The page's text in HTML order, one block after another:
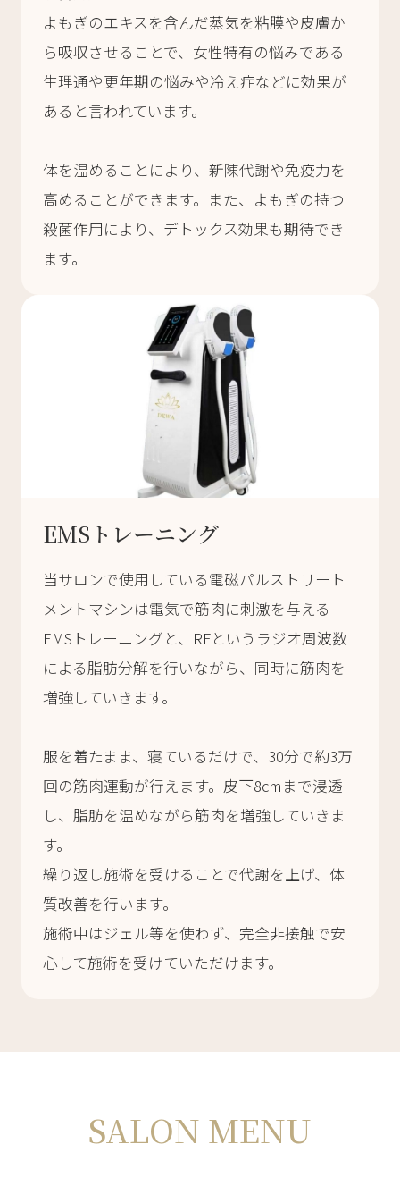
よもぎのエキスを含んだ蒸気を粘膜や皮膚か
ら吸収させることで、女性特有の悩みである
生理通や更年期の悩みや冷え症などに効果が
あると言われています。
体を温めることにより、新陳代謝や免疫力を
高めることができます。また、よもぎの持つ
殺菌作用により、デトックス効果も期待でき
ます。
EMSトレーニング
当サロンで使用している電磁パルストリート
メントマシンは電気で筋肉に刺激を与える
EMSトレーニングと、RFというラジオ周波数
による脂肪分解を行いながら、同時に筋肉を
増強していきます。
服を着たまま、寝ているだけで、30分で約3万
回の筋肉運動が行えます。皮下8cmまで浸透
し、脂肪を温めながら筋肉を増強していきま
す。
繰り返し施術を受けることで代謝を上げ、体
質改善を行います。
施術中はジェル等を使わず、完全非接触で安
心して施術を受けていただけます。
SALON MENU